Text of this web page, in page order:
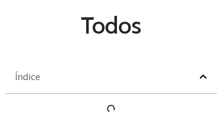
Todos
Índice